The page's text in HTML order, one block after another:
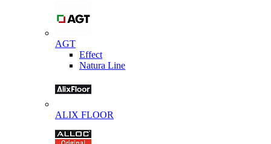
AGT
Effect
Natura Line
ALIX FLOOR